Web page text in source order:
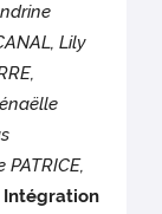
Lily
PATRICE,
Intégration